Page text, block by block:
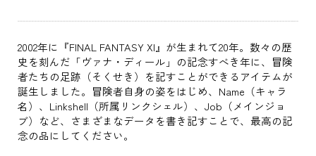
2002年に『FINAL FANTASY XI』が生まれて20年。数々の歴
史を刻んだ「ヴァナ・ディール」の記念すべき年に、冒険
者たちの足跡（そくせき）を記すことができるアイテムが
誕生しました。冒険者自身の姿をはじめ、Name（キャラ
名）、Linkshell（所属リンクシェル）、Job（メインジョ
ブ）など、さまざまなデータを書き記すことで、最高の記
念の品にしてください。